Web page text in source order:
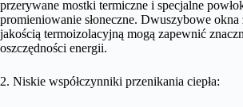
przerywane mostki termiczne i specjalne
promieniowanie słoneczne. Dwuszybowe okna
jakością termoizolacyjną mogą zapewnić
oszczędności energii.
2. Niskie współczynniki przenikania ciepła: